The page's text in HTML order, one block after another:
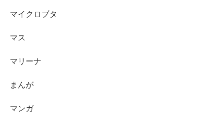
マイクロブタ
マス
マリーナ
まんが
マンガ